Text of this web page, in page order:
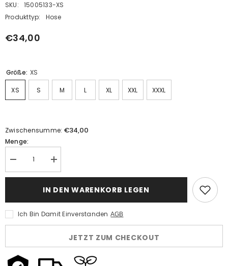
SKU:
15005133-XS
Produkttyp:
Hose
€34,00
Größe: XS
XS S M L XL XXL XXXL
Zwischensumme: €34,00
Menge:
verringern
für
Schlaghose
Retro
Cosplay
Kostüm
Karneval
Party
Anzug
Menge
erhöhen
für
Damen
rosa
Schlaghose
Cosplay
Kostüm
Halloween
Karneval
Anzug
IN DEN WARENKORB LEGEN
Ich Bin Damit Einverstanden AGB
JETZT ZUM CHECKOUT